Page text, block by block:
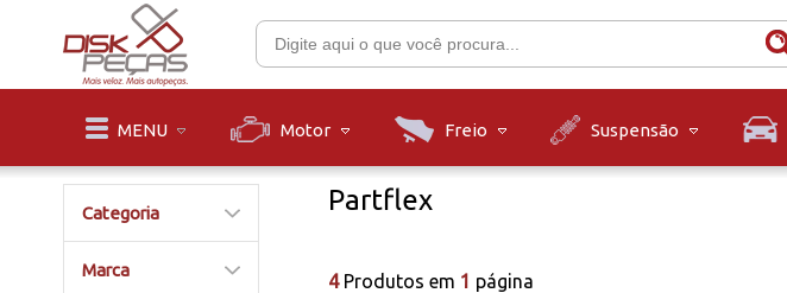
MENU Motor Freio Suspensão
Categoria
Marca
Partflex
4 Produtos em 1 página